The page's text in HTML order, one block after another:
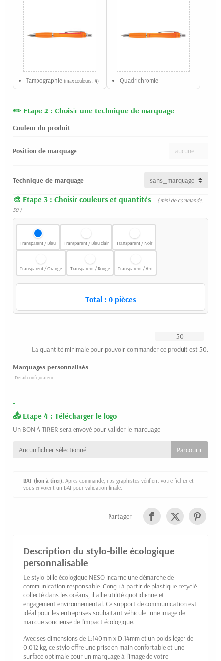
Tampographie (max couleurs : 4) Quadrichromie
Etape 2 : Choisir une technique de marquage
Couleur du produit
Position de marquage
Technique de marquage
Etape 3 : Choisir couleurs et quantités
( mini de commande:
50 )
Transparent / Bleu Transparent / Bleu clair Transparent / Noir
Transparent / Orange Transparent / Rouge Transparent / Vert
Total : 0pièces
La quantité minimale pour pouvoir commander ce produit est 50.
Marquages personnalisés
-
Etape 4 : Télécharger le logo
Un BON À TIRER sera envoyé pour valider le marquage
Aucun fichier sélectionné
BAT (bon à tirer). Après commande, nos graphistes vérifient votre fichier et
vous envoient un BAT pour validation finale.
Partager
Description du stylo-bille écologique
personnalisable
Le stylo-bille écologique NESO incarne une démarche de
communication responsable. Conçu à partir de plastique recyclé
collecté dans les océans, il allie utilité quotidienne et
engagement environnemental. Ce support de communication est
idéal pour les entreprises souhaitant véhiculer une image de
marque soucieuse de l'impact écologique.
Avec ses dimensions de L:140mm x D:14mm et un poids léger de
0.012 kg, ce stylo offre une prise en main confortable et une
surface optimale pour un marquage à l'image de votre